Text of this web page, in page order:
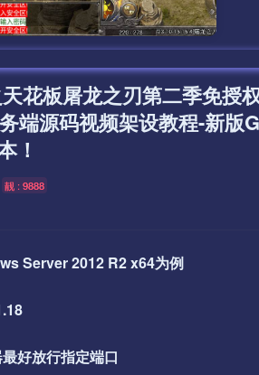
天花板屠龙之刃第二季免
端源码视频架设教程-新版
！
靓 : 9888
Server 2012 R2 x64为例
好放行指定端口